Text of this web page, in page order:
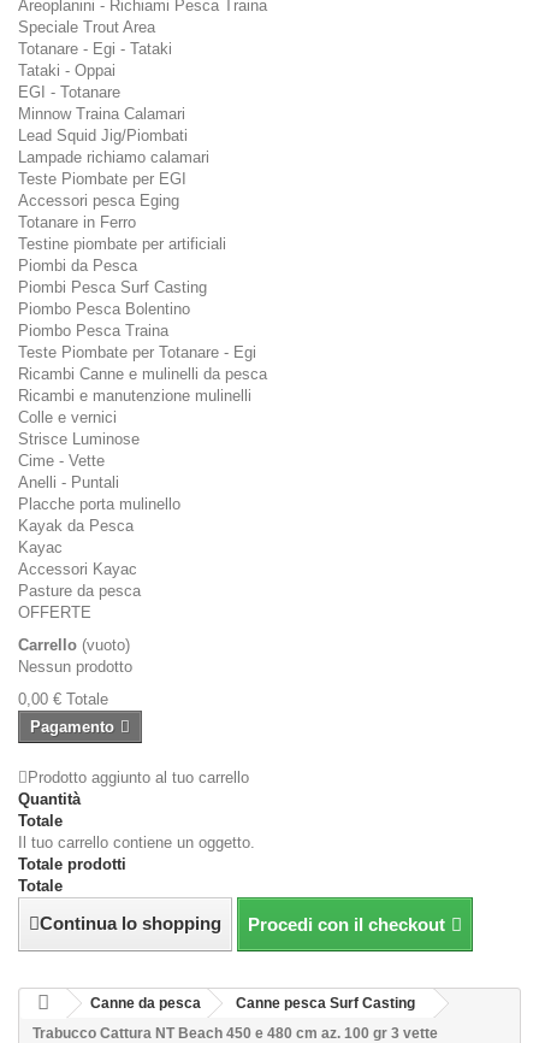
Areoplanini - Richiami Pesca Traina
Speciale Trout Area
Totanare - Egi - Tataki
Tataki - Oppai
EGI - Totanare
Minnow Traina Calamari
Lead Squid Jig/Piombati
Lampade richiamo calamari
Teste Piombate per EGI
Accessori pesca Eging
Totanare in Ferro
Testine piombate per artificiali
Piombi da Pesca
Piombi Pesca Surf Casting
Piombo Pesca Bolentino
Piombo Pesca Traina
Teste Piombate per Totanare - Egi
Ricambi Canne e mulinelli da pesca
Ricambi e manutenzione mulinelli
Colle e vernici
Strisce Luminose
Cime - Vette
Anelli - Puntali
Placche porta mulinello
Kayak da Pesca
Kayac
Accessori Kayac
Pasture da pesca
OFFERTE
Carrello (vuoto)
Nessun prodotto
0,00 € Totale
Pagamento
Prodotto aggiunto al tuo carrello
Quantità
Totale
Il tuo carrello contiene un oggetto.
Totale prodotti
Totale
Continua lo shopping Procedi con il checkout
Canne da pesca
Canne pesca Surf Casting
Trabucco Cattura NT Beach 450 e 480 cm az. 100 gr 3 vette